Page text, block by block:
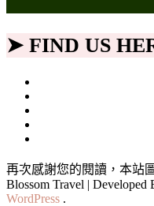
➤ FIND US
再次感謝您的閱讀，本站
Blossom Travel | Developed
WordPress .